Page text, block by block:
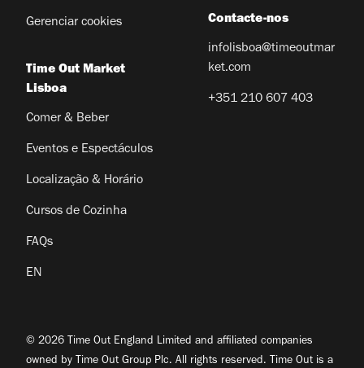
Gerenciar cookies
Time Out Market
Lisboa
Comer & Beber
Eventos e Espectáculos
Localização & Horário
Cursos de Cozinha
FAQs
EN
Contacte-nos
infolisboa@timeoutmar
ket.com
+351 210 607 403
© 2026 Time Out England Limited and affiliated companies
owned by Time Out Group Plc. All rights reserved. Time Out is a